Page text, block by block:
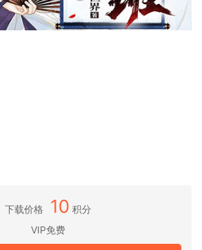
下载价格 10 积分
VIP免费